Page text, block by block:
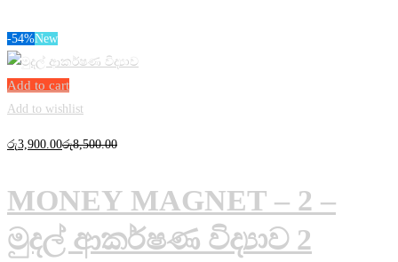
-54%New
Add to cart
Add to wishlist
රු3,900 .00රු8,500.00
MONEY MAGNET – 2 –
මුදල් ආකර්ෂණ විද්‍යාව 2